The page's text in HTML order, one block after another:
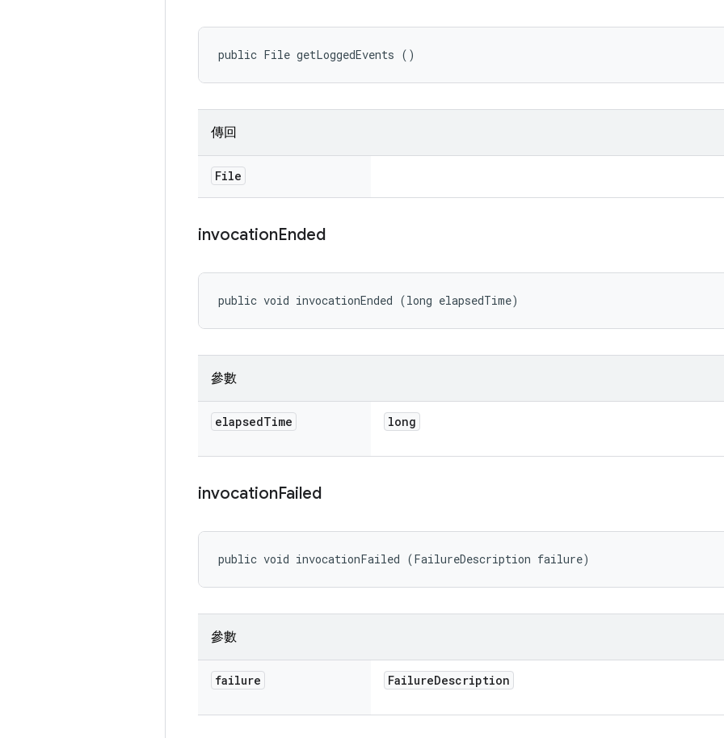
public File getLoggedEvents ()
傳回
File
invocationEnded
public void invocationEnded (long elapsedTime)
參數
elapsedTime long
invocationFailed
public void invocationFailed (FailureDescription failure)
參數
failure FailureDescription